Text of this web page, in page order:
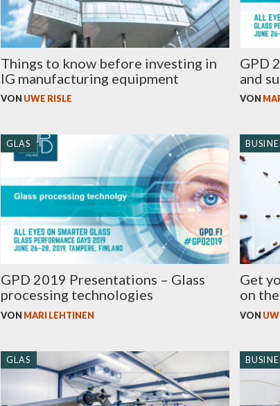
Things to know before investing in
IG manufacturing equipment
VON UWE RISLE
GPD
and
VON
GLAS
GPD 2019 Presentations – Glass
processing technologies
VON MARI LEHTINEN
Get
on
VON
GLAS